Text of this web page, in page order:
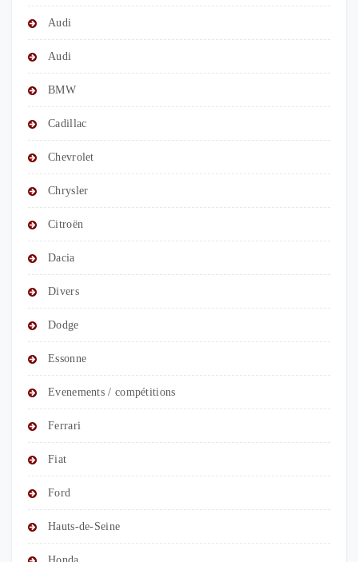
Audi
Audi
BMW
Cadillac
Chevrolet
Chrysler
Citroën
Dacia
Divers
Dodge
Essonne
Evenements / compétitions
Ferrari
Fiat
Ford
Hauts-de-Seine